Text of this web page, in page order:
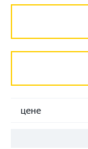
цене